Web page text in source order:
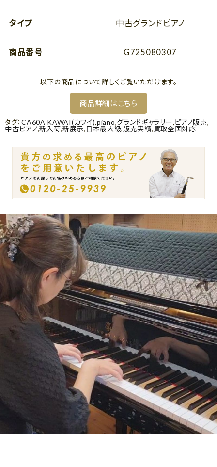
タイプ 中古グランドピアノ
商品番号 G725080307
以下の商品について詳しくご覧いただけます。
商品詳細はこちら
タグ：CA60A,KAWAI(カワイ),piano,グランドギャラリー,ピアノ販売,
中古ピアノ,新入荷,新展示, 日本最大級,販売実績, 買取全国対応